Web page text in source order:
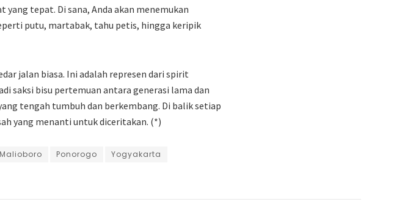
tepat. Di sana, Anda akan menemukan
putu, martabak, tahu petis, hingga keripik
jalan biasa. Ini adalah represen dari spirit
saksi bisu pertemuan antara generasi lama dan
tengah tumbuh dan berkembang. Di balik setiap
yang menanti untuk diceritakan. (*)
Malioboro Ponorogo Yogyakarta